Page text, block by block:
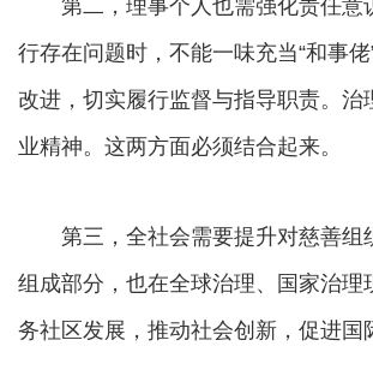
第二，理事个人也需强化责任意
行存在问题时，不能一味充当“和事
改进，切实履行监督与指导职责。
业精神。这两方面必须结合起来。
第三，全社会需要提升对慈善组
组成部分，也在全球治理、国家治
务社区发展，推动社会创新，促进国